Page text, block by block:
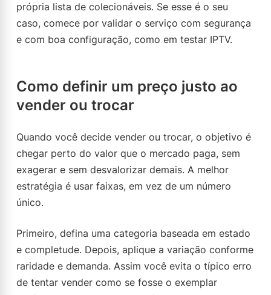
própria lista de colecionáveis. Se esse é o seu
caso, comece por validar o serviço com segurança
e com boa configuração, como em testar IPTV.
Como definir um preço justo ao
vender ou trocar
Quando você decide vender ou trocar, o objetivo é
chegar perto do valor que o mercado paga, sem
exagerar e sem desvalorizar demais. A melhor
estratégia é usar faixas, em vez de um número
único.
Primeiro, defina uma categoria baseada em estado
e completude. Depois, aplique a variação conforme
raridade e demanda. Assim você evita o típico erro
de tentar vender como se fosse o exemplar